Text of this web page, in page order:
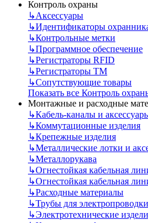
Контроль охраны
↳Аксессуары
↳Идентификаторы
↳Контрольные метки
↳Программное обеспечение
↳Регистраторы RFID
↳Регистраторы ТМ
↳Сопутствующие товары
Показать все Контроль
Монтажные и расходные
↳Кабель-каналы и
↳Коммутационные изделия
↳Крепежные изделия
↳Металлические лотки и
↳Металлорукава
↳Огнестойкая кабельная
↳Огнестойкая кабельная
↳Расходные материалы
↳Трубы для
↳Электротехнические